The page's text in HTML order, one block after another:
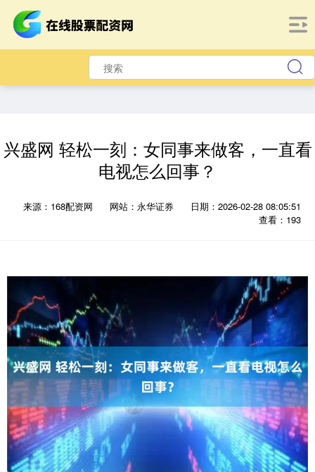
兴盛网 轻松一刻：女同事来做客，一直看
电视怎么回事？
来源：168配资网 网站：永华证券
日期：2026-02-28 08:05:51
查看：193